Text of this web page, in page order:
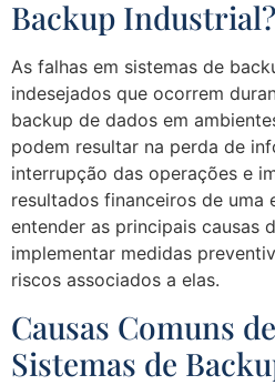
Backup Industrial?
As falhas em sistemas de
indesejados que ocorrem
backup de dados em
podem resultar na perda de
interrupção das operações e
resultados financeiros de uma
entender as principais causas
implementar medidas
riscos associados a elas.
Causas Comuns
Sistemas de